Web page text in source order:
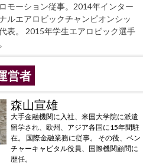
モーション従事。2014年インター
ルエアロビックチャンピオンシッ
表。 2015年学生エアロビック選手
営者
森山宣雄
大手金融機関に入社、米国大学院に派遣
留学され、欧州、アジア各国に15年間駐
在。 国際金融業務に従事。 その後、ベン
チャーキャピタル役員、国際機関顧問に
歴任。